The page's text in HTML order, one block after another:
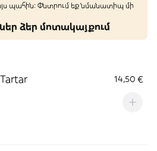
պահին: Փնտրում եք նմանատիպ մի
ձեր մոտակայքում
14,50 €